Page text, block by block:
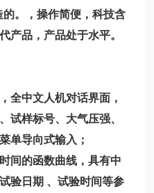
。，操作简便，科技含
产品，产品处于水平。
全中文人机对话界面，
试样标号、大气压强、
单导向式输入；
间的函数曲线，具有中
验日期 、试验时间等参